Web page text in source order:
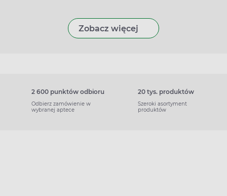
Zobacz więcej
2 600 punktów odbioru
Odbierz zamówienie w
wybranej aptece
20 tys. produktów
Szeroki asortyment
produktów